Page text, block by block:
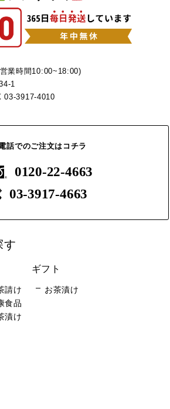
業時間10:00~18:00)
34-1
03-3917-4010
話でのご注文はコチラ
0120-22-4663
03-3917-4663
す
請け
食品
漬け
ギフト
お茶漬け